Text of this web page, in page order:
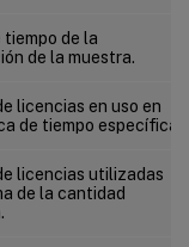
tiempo de la
de la muestra.
licencias en uso en
de tiempo específica.
licencias utilizadas
de la cantidad